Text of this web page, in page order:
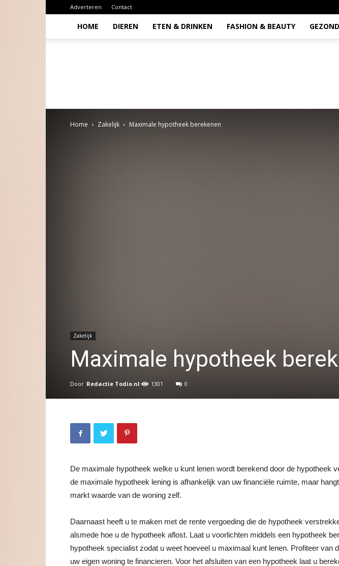
Adverteren Contact
HOME DIEREN ETEN & DRINKEN FASHION & BEAUTY
Home Zakelijk Maximale hypotheek berekenen
Zakelijk
Maximale hypotheek
Door Redactie Todio.nl 1301 0
De maximale hypotheek welke u kunt lenen wordt berekend door de hypotheek
de maximale hypotheek lening is afhankelijk van uw financiële ruimte, maar
markt waarde van de woning zelf.
Daarnaast heeft u te maken met de rente vergoeding die de hypotheek
alsmede hoe u de hypotheek aflost. Laat u voorlichten middels een hypotheek
hypotheek specialist zodat u weet hoeveel u maximaal kunt lenen. Profiteer van
uw eigen woning te financieren. Voor het afsluiten van een hypotheek laat u